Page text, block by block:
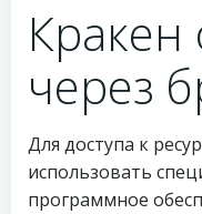
через
Для доступа к
использовать
программное